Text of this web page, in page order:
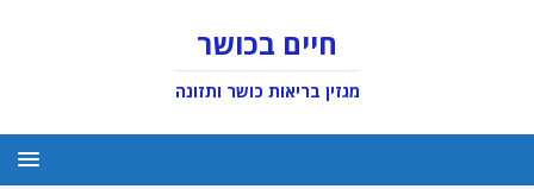
חיים בכושר
מגזין בריאות כושר ותזונה